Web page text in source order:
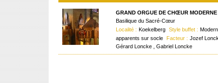
GRAND ORGUE DE CHŒUR
Basilique du Sacré-Cœur
Localité : Koekelberg Style buffet :
apparents sur socle
Facteur : Jozef
Gérard Loncke , Gabriel Loncke